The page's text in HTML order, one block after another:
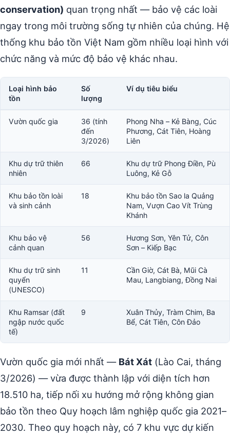
conservation) quan trọng nhất — bảo vệ các loài
ngay trong môi trường sống tự nhiên của chúng. Hệ
thống khu bảo tồn Việt Nam gồm nhiều loại hình với
chức năng và mức độ bảo vệ khác nhau.
Loại hình bảo
tồn
Số
lượng
Ví dụ tiêu biểu
Vườn quốc gia
36 (tính
đến
3/2026)
Phong Nha – Kẻ Bàng, Cúc
Phương, Cát Tiên, Hoàng
Liên
Khu dự trữ thiên
nhiên
66
Khu dự trữ Phong Điền, Pù
Luông, Kẻ Gỗ
Khu bảo tồn loài
và sinh cảnh
18
Khu bảo tồn Sao la Quảng
Nam, Vượn Cao Vít Trùng
Khánh
Khu bảo vệ
cảnh quan
56
Hương Sơn, Yên Tử, Côn
Sơn – Kiếp Bạc
Khu dự trữ sinh
quyển
(UNESCO)
11
Cần Giờ, Cát Bà, Mũi Cà
Mau, Langbiang, Đồng Nai
Khu Ramsar (đất
ngập nước quốc
tế)
9
Xuân Thủy, Tràm Chim, Ba
Bể, Cát Tiên, Côn Đảo
Vườn quốc gia mới nhất — Bát Xát (Lào Cai, tháng
3/2026) — vừa được thành lập với diện tích hơn
18.510 ha, tiếp nối xu hướng mở rộng không gian
bảo tồn theo Quy hoạch lâm nghiệp quốc gia 2021–
2030. Theo quy hoạch này, có 7 khu vực dự kiến